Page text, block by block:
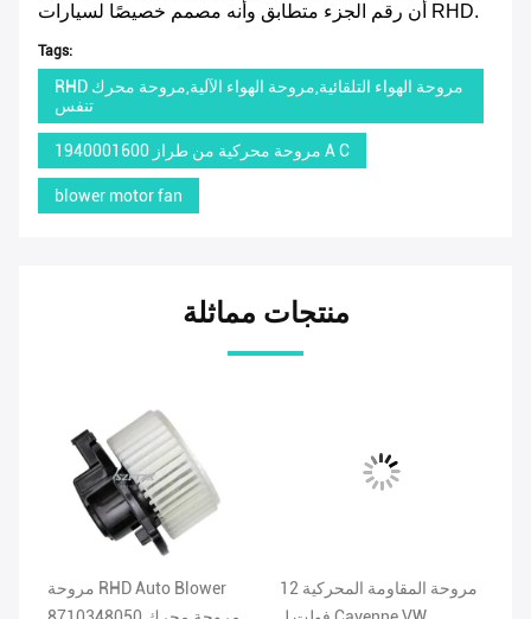
أن رقم الجزء متطابق وأنه مصمم خصيصًا لسيارات RHD.
Tags:
RHD مروحة الهواء التلقائية,مروحة الهواء الآلية,مروحة محرك
تنفس
1940001600 مروحة محركية من طراز A C
blower motor fan
منتجات مماثلة
مروحة RHD Auto Blower
مروحة المقاومة المحركية 12